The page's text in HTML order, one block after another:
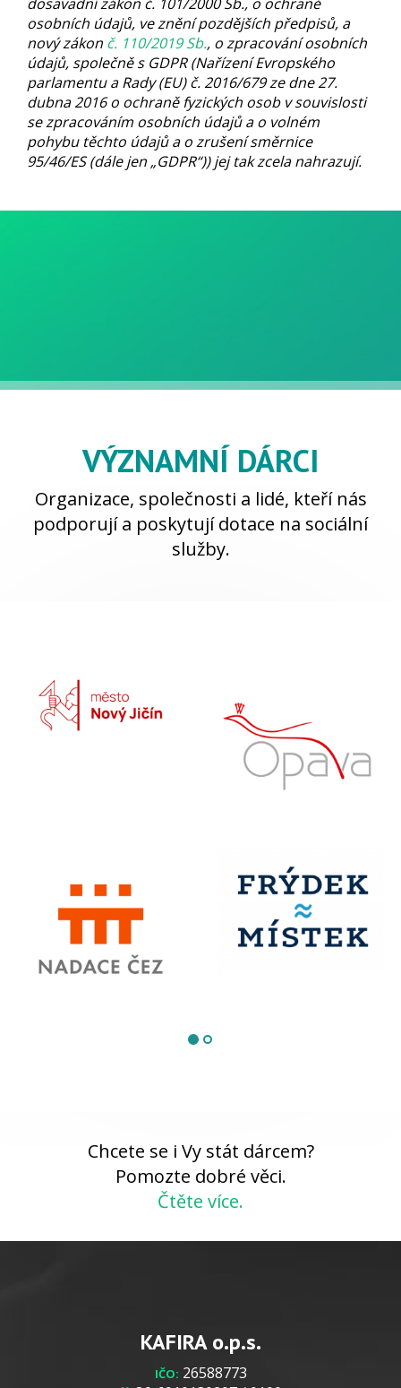
osobních údajů, ve znění pozdějších předpisů, a
nový zákon č. 110/2019 Sb., o zpracování osobních
údajů, společně s GDPR (Nařízení Evropského
parlamentu a Rady (EU) č. 2016/679 ze dne 27.
dubna 2016 o ochraně fyzických osob v souvislosti
se zpracováním osobních údajů a o volném
pohybu těchto údajů a o zrušení směrnice
95/46/ES (dále jen „GDPR“)) jej tak zcela nahrazují.
VÝZNAMNÍ DÁRCI
Organizace, společnosti a lidé, kteří nás
podporují a poskytují dotace na sociální
služby.
Chcete se i Vy stát dárcem?
Pomozte dobré věci.
Čtěte více.
KAFIRA o.p.s.
IČO: 26588773